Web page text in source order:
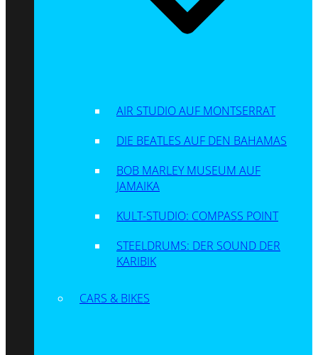
AIR STUDIO AUF MONTSERRAT
DIE BEATLES AUF DEN BAHAMAS
BOB MARLEY MUSEUM AUF
JAMAIKA
KULT-STUDIO: COMPASS POINT
STEELDRUMS: DER SOUND DER
KARIBIK
CARS & BIKES